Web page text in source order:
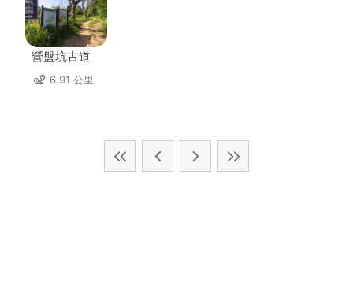
營盤坑古道
6.91 公里